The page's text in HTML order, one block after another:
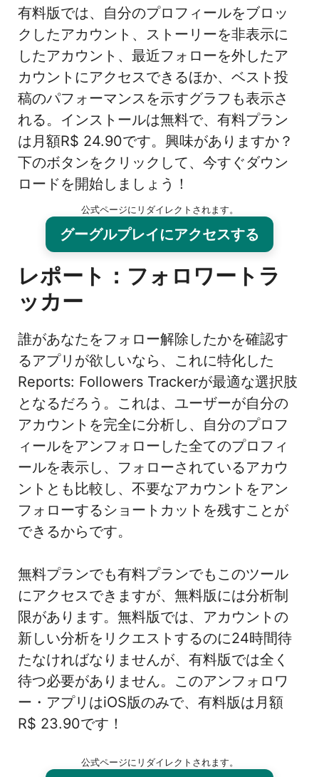
有料版では、自分のプロフィールをブロッ
クしたアカウント、ストーリーを非表示に
したアカウント、最近フォローを外したア
カウントにアクセスできるほか、ベスト投
稿のパフォーマンスを示すグラフも表示さ
れる。インストールは無料で、有料プラン
は月額R$ 24.90です。興味がありますか？
下のボタンをクリックして、今すぐダウン
ロードを開始しましょう！
公式ページにリダイレクトされます。
グーグルプレイにアクセスする
レポート：フォロワートラ
ッカー
誰があなたをフォロー解除したかを確認す
るアプリが欲しいなら、これに特化した
Reports: Followers Trackerが最適な選択肢
となるだろう。これは、ユーザーが自分の
アカウントを完全に分析し、自分のプロフ
ィールをアンフォローした全てのプロフィ
ールを表示し、フォローされているアカウ
ントとも比較し、不要なアカウントをアン
フォローするショートカットを残すことが
できるからです。
無料プランでも有料プランでもこのツール
にアクセスできますが、無料版には分析制
限があります。無料版では、アカウントの
新しい分析をリクエストするのに24時間待
たなければなりませんが、有料版では全く
待つ必要がありません。このアンフォロワ
ー・アプリはiOS版のみで、有料版は月額
R$ 23.90です！
公式ページにリダイレクトされます。